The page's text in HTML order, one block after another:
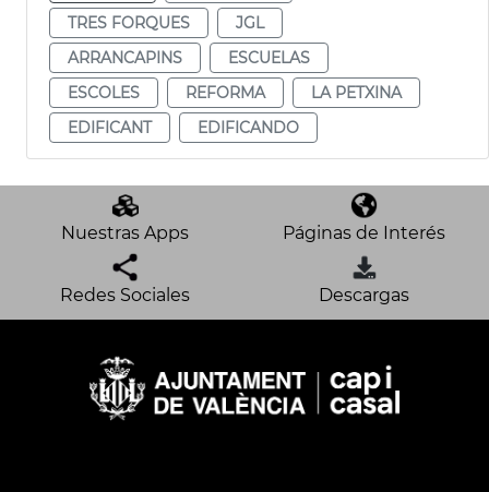
TRES FORQUES
JGL
ARRANCAPINS
ESCUELAS
ESCOLES
REFORMA
LA PETXINA
EDIFICANT
EDIFICANDO
Nuestras Apps Páginas de Interés
Redes Sociales Descargas